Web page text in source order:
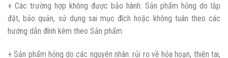
+ Các trường hợp không được bảo hành: Sản phẩm hỏng do lắp
đặt, bảo quản, sử dụng sai mục đích hoặc không tuân theo các
hướng dẫn đính kèm theo Sản phẩm
+ Sản phẩm hỏng do các nguyên nhân: rủi ro về hỏa hoạn, thiên tai,